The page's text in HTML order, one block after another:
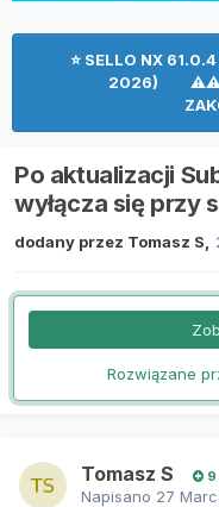
⭐ SELLO NX
2026) ⚠⚠⚠
Po aktualizacji
wyłącza się przy
dodany przez Tomasz S
Rozwiązane
Tomasz S 9
Napisano 27